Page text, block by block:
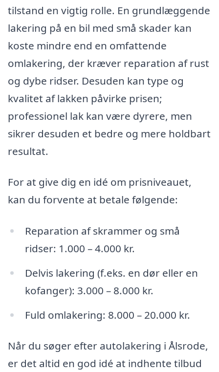
tilstand en vigtig rolle. En grundlæggende
lakering på en bil med små skader kan
koste mindre end en omfattende
omlakering, der kræver reparation af rust
og dybe ridser. Desuden kan type og
kvalitet af lakken påvirke prisen;
professionel lak kan være dyrere, men
sikrer desuden et bedre og mere holdbart
resultat.
For at give dig en idé om prisniveauet,
kan du forvente at betale følgende:
Reparation af skrammer og små
ridser: 1.000 – 4.000 kr.
Delvis lakering (f.eks. en dør eller en
kofanger): 3.000 – 8.000 kr.
Fuld omlakering: 8.000 – 20.000 kr.
Når du søger efter autolakering i Ålsrode,
er det altid en god idé at indhente tilbud